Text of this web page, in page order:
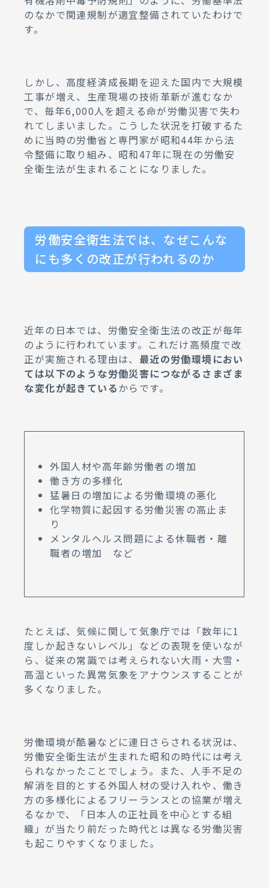
のなかで関連規制が適宜整備されていたわけで
す。
しかし、高度経済成長期を迎えた国内で大規模
工事が増え、生産現場の技術革新が進むなか
で、毎年6,000人を超える命が労働災害で失わ
れてしまいました。こうした状況を打破するた
めに当時の労働省と専門家が昭和44年から法
令整備に取り組み、昭和47年に現在の労働安
全衛生法が生まれることになりました。
労働安全衛生法では、なぜこんな
にも多くの改正が行われるのか
近年の日本では、労働安全衛生法の改正が毎年
のように行われています。これだけ高頻度で改
正が実施される理由は、 最近の労働環境におい
ては以下のような労働災害につながるさまざま
な変化が起きているからです。
外国人材や高年齢労働者の増加
働き方の多様化
猛暑日の増加による労働環境の悪化
化学物質に起因する労働災害の高止ま
り
メンタルヘルス問題による休職者・離
職者の増加 など
たとえば、気候に関して気象庁では「数年に1
度しか起きないレベル」などの表現を使いなが
ら、従来の常識では考えられない大雨・大雪・
高温といった異常気象をアナウンスすることが
多くなりました。
労働環境が酷暑などに連日さらされる状況は、
労働安全衛生法が生まれた昭和の時代には考え
られなかったことでしょう。また、人手不足の
解消を目的とする外国人材の受け入れや、働き
方の多様化によるフリーランスとの協業が増え
るなかで、「日本人の正社員を中心とする組
織」が当たり前だった時代とは異なる労働災害
も起こりやすくなりました。